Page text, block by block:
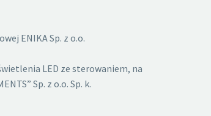
ENIKA Sp. z o.o.
LED ze sterowaniem, na
Sp. z o.o. Sp. k.